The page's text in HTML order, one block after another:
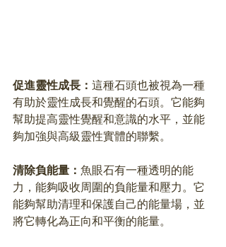
促進靈性成長： 這種石頭也被視為一種
有助於靈性成長和覺醒的石頭。它能夠
幫助提高靈性覺醒和意識的水平，並能
夠加強與高級靈性實體的聯繫。
清除負能量： 魚眼石有一種透明的能
力，能夠吸收周圍的負能量和壓力。它
能夠幫助清理和保護自己的能量場，並
將它轉化為正向和平衡的能量。